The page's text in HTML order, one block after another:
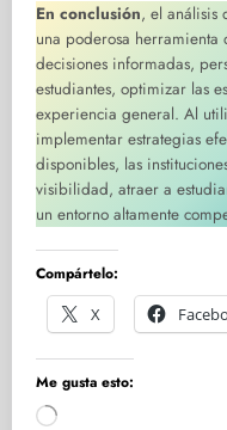
En conclusión, el análisis
una poderosa
decisiones informadas,
estudiantes, optimizar las
experiencia general. Al
implementar estrategias
disponibles, las
visibilidad, atraer a
un entorno altamente
Compártelo:
X
Me gusta esto:
Cargando...